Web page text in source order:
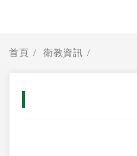
首頁 衛教資訊